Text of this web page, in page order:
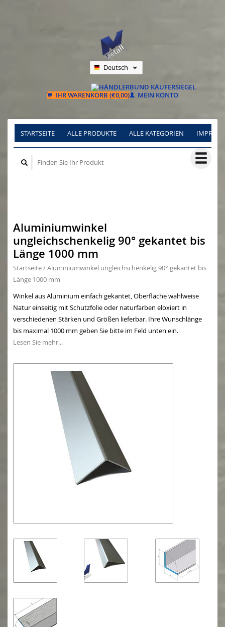
Deutsch
Français
IHR WARENKORB (€0,00) MEIN KONTO
STARTSEITE ALLE PRODUKTE ALLE KATEGORIEN
Aluminiumwinkel
ungleichschenkelig 90° gekantet bis
Länge 1000 mm
Startseite/Aluminiumwinkel ungleichschenkelig 90° gekantet bis
Länge 1000 mm
Winkel aus Aluminium einfach gekantet, Oberfläche wahlweise
Natur einseitig mit Schutzfolie oder naturfarben eloxiert in
verschiedenen Stärken und Größen lieferbar. Ihre Wunschlänge
bis maximal 1000 mm geben Sie bitte im Feld unten ein.
Lesen Sie mehr...